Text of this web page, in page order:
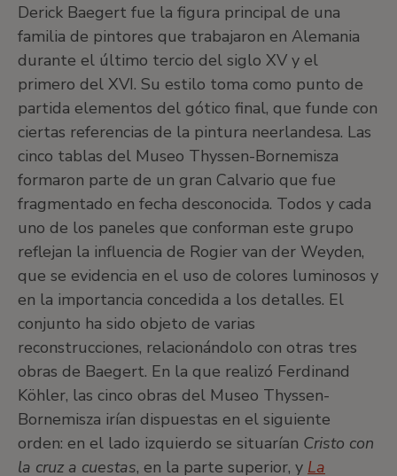
Derick Baegert fue la figura principal de una
familia de pintores que trabajaron en Alemania
durante el último tercio del siglo XV y el
primero del XVI. Su estilo toma como punto de
partida elementos del gótico final, que funde con
ciertas referencias de la pintura neerlandesa. Las
cinco tablas del Museo Thyssen-Bornemisza
formaron parte de un gran Calvario que fue
fragmentado en fecha desconocida. Todos y cada
uno de los paneles que conforman este grupo
reflejan la influencia de Rogier van der Weyden,
que se evidencia en el uso de colores luminosos y
en la importancia concedida a los detalles. El
conjunto ha sido objeto de varias
reconstrucciones, relacionándolo con otras tres
obras de Baegert. En la que realizó Ferdinand
Köhler, las cinco obras del Museo Thyssen-
Bornemisza irían dispuestas en el siguiente
orden: en el lado izquierdo se situarían Cristo con
la cruz a cuestas, en la parte superior, y La